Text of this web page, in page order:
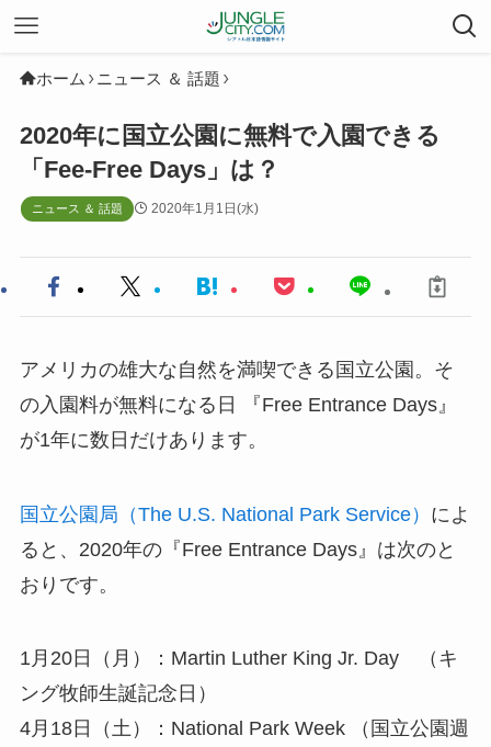
ホーム ニュース ＆ 話題
2020年に国立公園に無料で入園できる
「Fee-Free Days」は？
ニュース ＆ 話題 2020年1月1日(水)
アメリカの雄大な自然を満喫できる国立公園。そ
の入園料が無料になる日 『Free Entrance Days』
が1年に数日だけあります。
国立公園局（The U.S. National Park Service） によ
ると、2020年の『Free Entrance Days』は次のと
おりです。
1月20日（月）：Martin Luther King Jr. Day （キ
ング牧師生誕記念日）
4月18日（土）：National Park Week （国立公園週